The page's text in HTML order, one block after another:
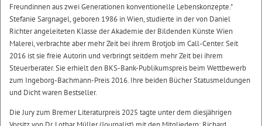
Freundinnen aus zwei Generationen konventionelle Lebenskonzepte."
Stefanie Sargnagel, geboren 1986 in Wien, studierte in der von Daniel
Richter angeleiteten Klasse der Akademie der Bildenden Künste Wien
Malerei, verbrachte aber mehr Zeit bei ihrem Brotjob im Call-Center. Seit
2016 ist sie freie Autorin und verbringt seitdem mehr Zeit bei ihrem
Steuerberater. Sie erhielt den BKS-Bank-Publikumspreis beim Wettbewerb
zum Ingeborg-Bachmann-Preis 2016. Ihre beiden Bücher Statusmeldungen
und Dicht waren Bestseller.
Die Jury zum Bremer Literaturpreis 2025 tagte unter dem diesjährigen